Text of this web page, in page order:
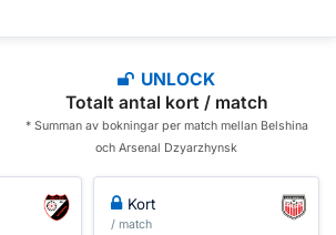
UNLOCK
Totalt antal kort / match
* Summan av bokningar per match mellan Belshina
och Arsenal Dzyarzhynsk
Kort
/ match